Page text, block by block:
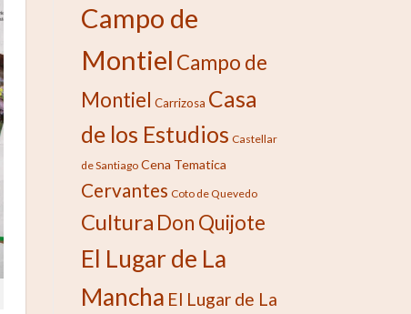
Campo de
Montiel Campo de
Montiel Carrizosa Casa
de los Estudios Castellar
de Santiago Cena Tematica
Cervantes Coto de Quevedo
Cultura Don Quijote
El Lugar de La
Mancha El Lugar de La